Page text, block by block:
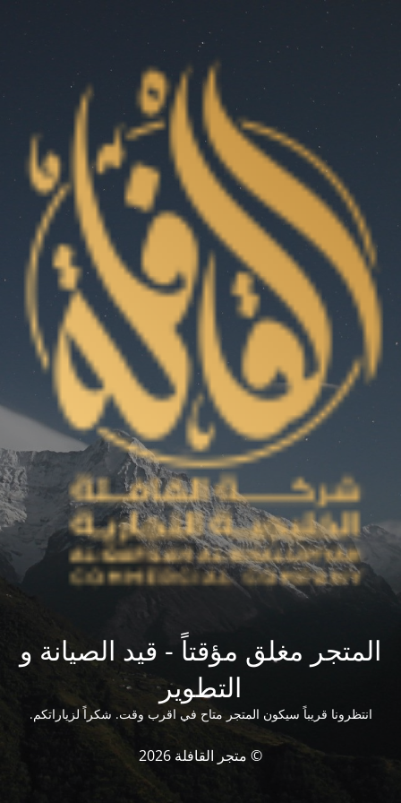
المتجر مغلق مؤقتاً - قيد الصيانة و
التطوير
انتظرونا قريباً سيكون المتجر متاح في اقرب وقت. شكراً لزياراتكم.
© متجر القافلة 2026